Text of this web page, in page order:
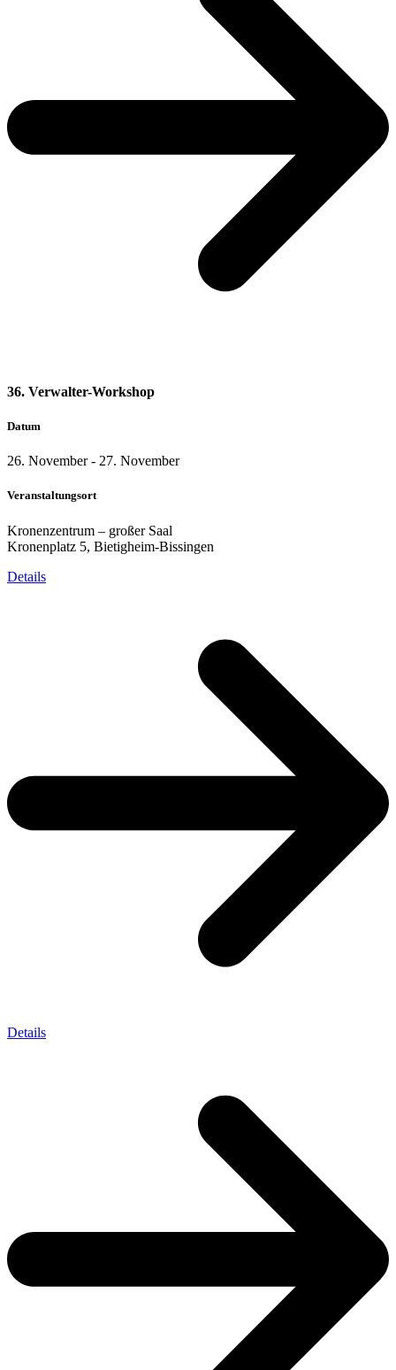
36. Verwalter-Workshop
Datum
26. November- 27. November
Veranstaltungsort
Kronenzentrum – großer Saal
Kronenplatz 5, Bietigheim-Bissingen
Details
Details